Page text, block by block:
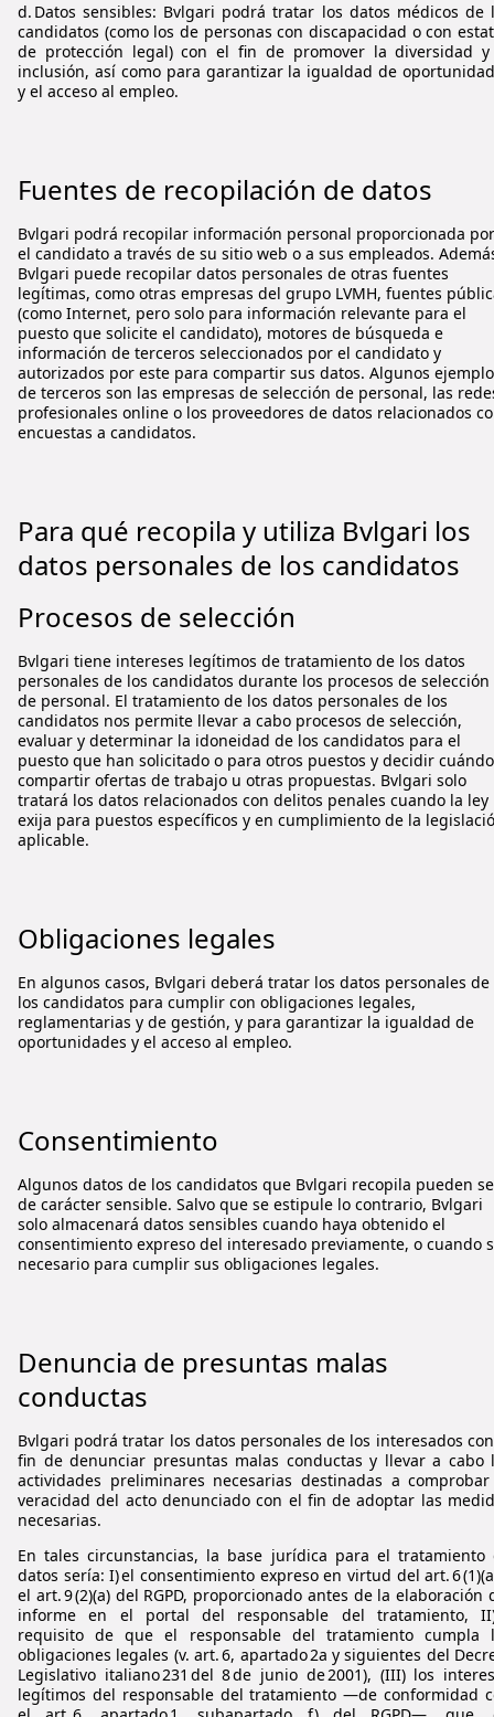
d. Datos sensibles: Bvlgari podrá tratar los datos médicos de
candidatos (como los de personas con discapacidad o con
de protección legal) con el fin de promover la diversidad
inclusión, así como para garantizar la igualdad de
y el acceso al empleo.
Fuentes de recopilación de datos
Bvlgari podrá recopilar información personal proporcionada por
el candidato a través de su sitio web o a sus empleados.
Bvlgari puede recopilar datos personales de otras fuentes
legítimas, como otras empresas del grupo LVMH, fuentes
(como Internet, pero solo para información relevante para el
puesto que solicite el candidato), motores de búsqueda e
información de terceros seleccionados por el candidato y
autorizados por este para compartir sus datos. Algunos
de terceros son las empresas de selección de personal, las
profesionales online o los proveedores de datos relacionados
encuestas a candidatos.
Para qué recopila y utiliza Bvlgari los
datos personales de los candidatos
Procesos de selección
Bvlgari tiene intereses legítimos de tratamiento de los datos
personales de los candidatos durante los procesos de selección
de personal. El tratamiento de los datos personales de los
candidatos nos permite llevar a cabo procesos de selección,
evaluar y determinar la idoneidad de los candidatos para el
puesto que han solicitado o para otros puestos y decidir cuándo
compartir ofertas de trabajo u otras propuestas. Bvlgari solo
tratará los datos relacionados con delitos penales cuando la ley
exija para puestos específicos y en cumplimiento de la
aplicable.
Obligaciones legales
En algunos casos, Bvlgari deberá tratar los datos personales de
los candidatos para cumplir con obligaciones legales,
reglamentarias y de gestión, y para garantizar la igualdad de
oportunidades y el acceso al empleo.
Consentimiento
Algunos datos de los candidatos que Bvlgari recopila pueden
de carácter sensible. Salvo que se estipule lo contrario, Bvlgari
solo almacenará datos sensibles cuando haya obtenido el
consentimiento expreso del interesado previamente, o cuando
necesario para cumplir sus obligaciones legales.
Denuncia de presuntas malas
conductas
Bvlgari podrá tratar los datos personales de los interesados
fin de denunciar presuntas malas conductas y llevar a cabo
actividades preliminares necesarias destinadas a
veracidad del acto denunciado con el fin de adoptar las
necesarias.
En tales circunstancias, la base jurídica para el tratamiento
datos sería: I) el consentimiento expreso en virtud del art. 6
el art. 9 (2)(a) del RGPD, proporcionado antes de la elaboración
informe en el portal del responsable del tratamiento,
requisito de que el responsable del tratamiento cumpla
obligaciones legales (v. art. 6, apartado 2a y siguientes del
Legislativo italiano 231 del 8 de junio de 2001), (III) los
legítimos del responsable del tratamiento ―de conformidad